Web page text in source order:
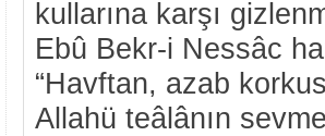
kullarına karşı
Ebû Bekr-i Nessâc
“Havftan, azab
Allahü teâlânın